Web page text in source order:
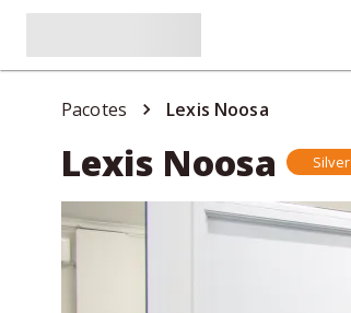
Pacotes Lexis Noosa
Lexis Noosa Silver